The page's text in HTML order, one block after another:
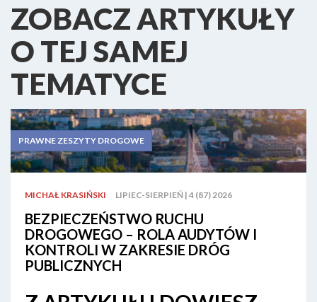
ZOBACZ ARTYKUŁY
O TEJ SAMEJ
TEMATYCE
PRAWNE ZESZYTY DROGOWE
MICHAŁ KRASIŃSKI LIPIEC-SIERPIEŃ | 4 (87) 2026
BEZPIECZEŃSTWO RUCHU
DROGOWEGO – ROLA AUDYTÓW I
KONTROLI W ZAKRESIE DRÓG
PUBLICZNYCH